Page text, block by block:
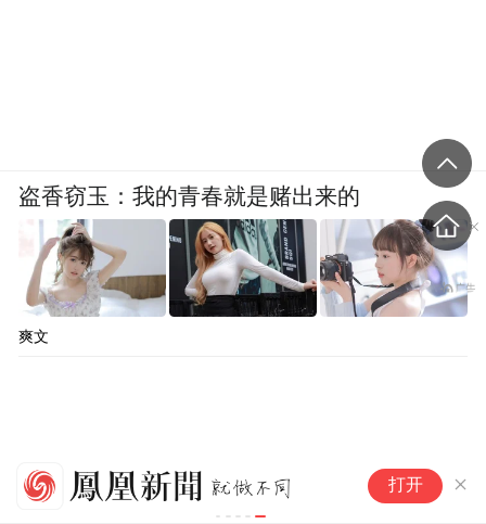
打开
盗香窃玉：我的青春就是赌出来的
爽文